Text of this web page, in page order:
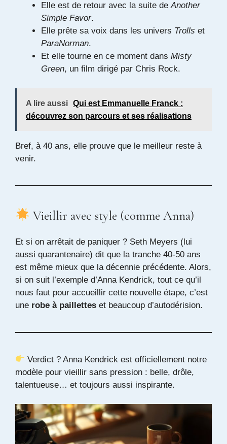
Elle est de retour avec la suite deAnother
Simple Favor.
Elle prête sa voix dans les univers Trolls et
ParaNorman.
Et elle tourne en ce moment dans Misty
Green, un film dirigé par Chris Rock.
A lire aussi Qui est Emmanuelle Franck :
découvrez son parcours et ses réalisations
Bref, à 40 ans, elle prouve que le meilleur reste à
venir.
Vieillir avec style (comme Anna)
Et si on arrêtait de paniquer ? Seth Meyers (lui
aussi quarantenaire) dit que la tranche 40-50 ans
est même mieux que la décennie précédente. Alors,
si on suit l’exemple d’Anna Kendrick, tout ce qu’il
nous faut pour accueillir cette nouvelle étape, c’est
une robe à paillettes et beaucoup d’autodérision.
Verdict ? Anna Kendrick est officiellement notre
modèle pour vieillir sans pression : belle, drôle,
talentueuse… et toujours aussi inspirante.